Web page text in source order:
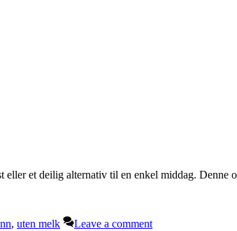
et deilig alternativ til en enkel middag. Denne
, uten melk Leave a comment